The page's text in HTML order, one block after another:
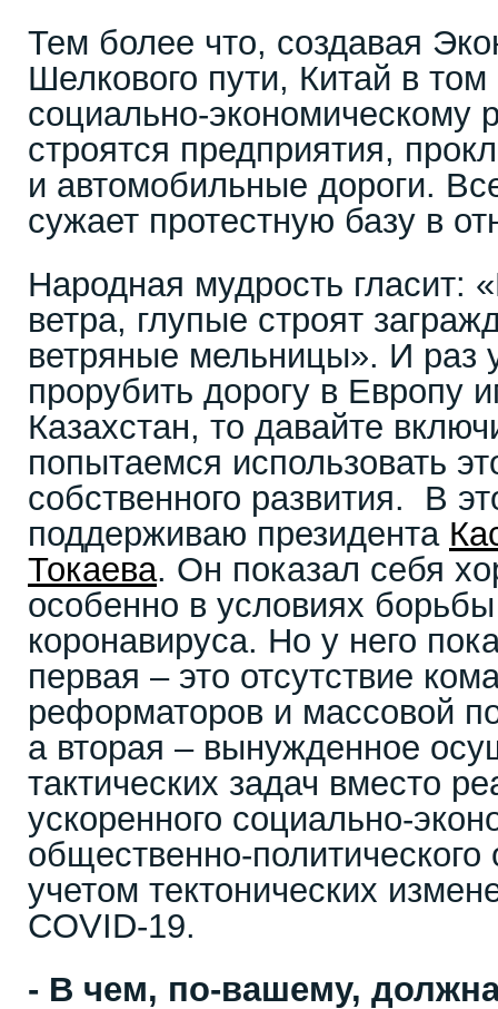
Тем более что, создавая
Шелкового пути, Китай в том
социально-экономическому
строятся предприятия,
и автомобильные дороги.
сужает протестную базу в
Народная мудрость гласит:
ветра, глупые строят
ветряные мельницы». И раз
прорубить дорогу в Европу
Казахстан, то давайте
попытаемся использовать
собственного развития. В
поддерживаю президента
Токаева. Он показал себя
особенно в условиях
коронавируса. Но у него
первая – это отсутствие
реформаторов и массовой
а вторая – вынужденное
тактических задач вместо
ускоренного социально-
общественно-
учетом тектонических
COVID-19.
- В чем, по-вашему,